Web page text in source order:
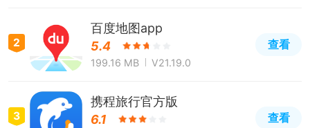
2
百度地图app
5.4
199.16 MB V21.19.0
查看
3
携程旅行官方版
6.1
查看